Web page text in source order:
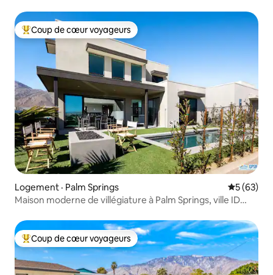
Coup de cœur voyageurs parmi les plus aimés
Coup de cœur voyageurs
Logement · Palm Springs Note
5 (63)
Maison moderne de villégiature à Palm Springs, ville ID
Coup de cœur voyageurs parmi les plus aimés
Coup de cœur voyageurs